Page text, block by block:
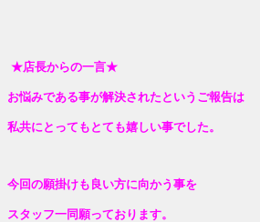
★店長からの一言★
お悩みである事が解決されたというご報告は
私共にとってもとても嬉しい事でした。
今回の願掛けも 良い方に向かう事を
スタッフ一同願っております。